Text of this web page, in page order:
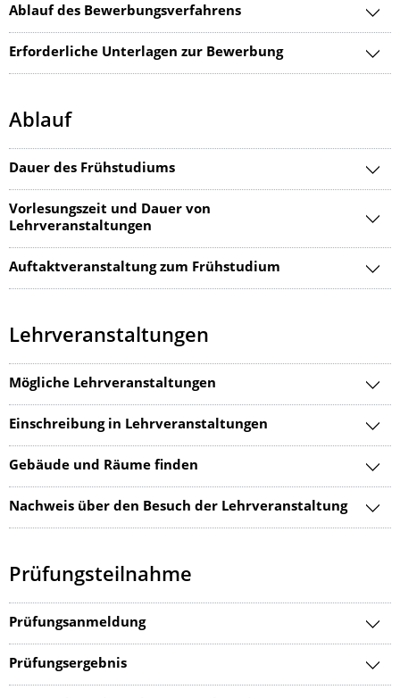
Ablauf des Bewerbungsverfahrens
Erforderliche Unterlagen zur Bewerbung
Ablauf
Dauer des Frühstudiums
Vorlesungszeit und Dauer von
Lehrveranstaltungen
Auftaktveranstaltung zum Frühstudium
Lehrveranstaltungen
Mögliche Lehrveranstaltungen
Einschreibung in Lehrveranstaltungen
Gebäude und Räume finden
Nachweis über den Besuch der Lehrveranstaltung
Prüfungsteilnahme
Prüfungsanmeldung
Prüfungsergebnis